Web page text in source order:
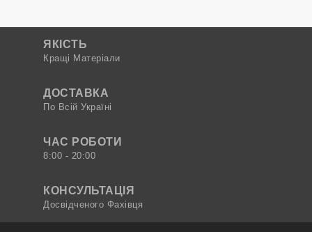
ЯКІСТЬ
Кращі Матеріали
ДОСТАВКА
По Всій Україні
ЧАС РОБОТИ
8:00 - 20:00
КОНСУЛЬТАЦІЯ
Досвідченого Фахівця